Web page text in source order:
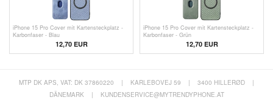
iPhone 15 Pro Cover mit Kartensteckplatz -
Karbonfaser - Blau
12,70 EUR
iPhone 15 Pro Cover mit Kartensteckplatz -
Karbonfaser - Grün
12,70 EUR
MTP DK APS, VAT: DK 37860220 | KARLEBOVEJ 59 | 3400 HILLERØD
|
DÄNEMARK
| KUNDENSERVICE@MYTRENDYPHONE.AT